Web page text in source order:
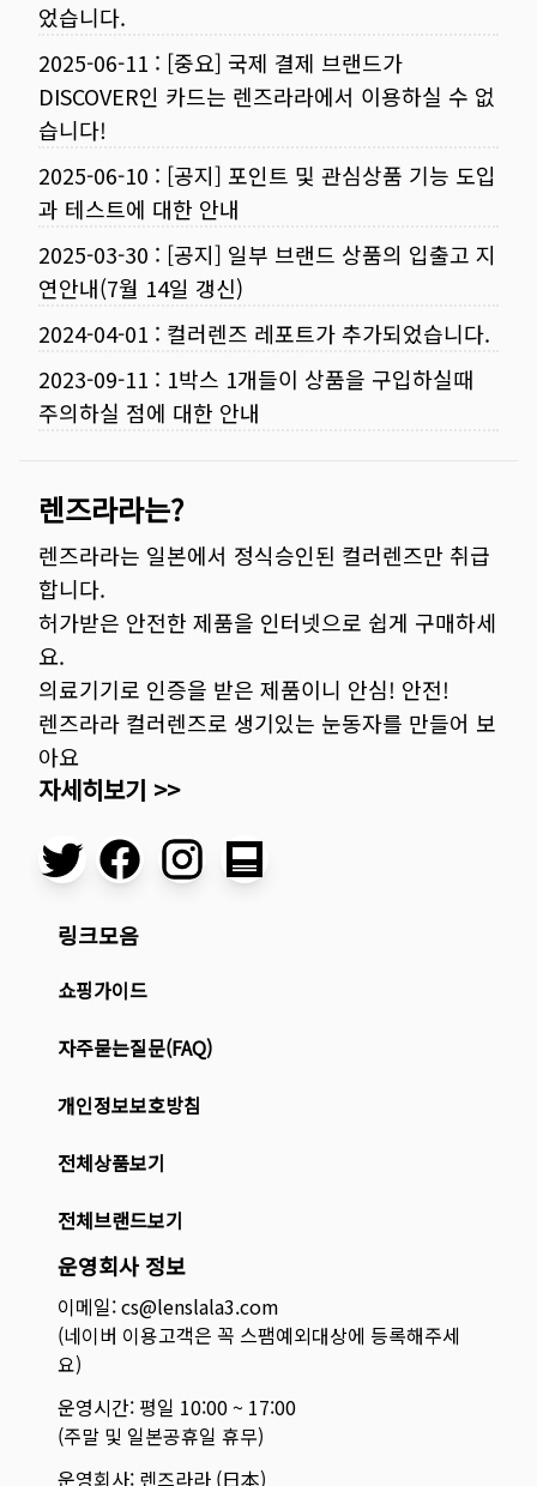
었습니다.
2025-06-11 : [중요] 국제 결제 브랜드가
DISCOVER인 카드는 렌즈라라에서 이용하실 수 없
습니다!
2025-06-10 : [공지] 포인트 및 관심상품 기능 도입
과 테스트에 대한 안내
2025-03-30 : [공지] 일부 브랜드 상품의 입출고 지
연안내(7월 14일 갱신)
2024-04-01 : 컬러렌즈 레포트가 추가되었습니다.
2023-09-11 : 1박스 1개들이 상품을 구입하실때
주의하실 점에 대한 안내
렌즈라라는?
렌즈라라는 일본에서 정식승인된 컬러렌즈만 취급
합니다.
허가받은 안전한 제품을 인터넷으로 쉽게 구매하세
요.
의료기기로 인증을 받은 제품이니 안심! 안전!
렌즈라라 컬러렌즈로 생기있는 눈동자를 만들어 보
아요
자세히보기 >>
링크모음
쇼핑가이드
자주묻는질문(FAQ)
개인정보보호방침
전체상품보기
전체브랜드보기
운영회사 정보
이메일: cs@lenslala3.com
(네이버 이용고객은 꼭 스팸예외대상에 등록해주세
요)
운영시간: 평일 10:00 ~ 17:00
(주말 및 일본공휴일 휴무)
운영회사: 렌즈라라 (日本)